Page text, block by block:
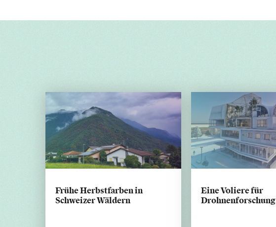
Frühe Herbstfarben in
Schweizer Wäldern
Eine Voliere für
Drohnenforschung